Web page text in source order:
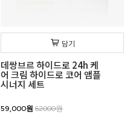
담기
데쌍브르 하이드로 24h 케
어 크림 하이드로 코어 앰플
시너지 세트
59,000원 62000원